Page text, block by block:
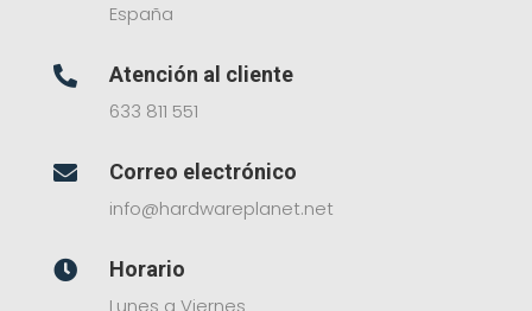
España

Atención al cliente
633 811 551

Correo electrónico
info@hardwareplanet.net

Horario